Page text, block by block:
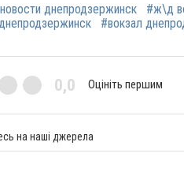
днепродзержинск
#ж\д
#вокзал
0,0 Оцініть першим
на наші джерела